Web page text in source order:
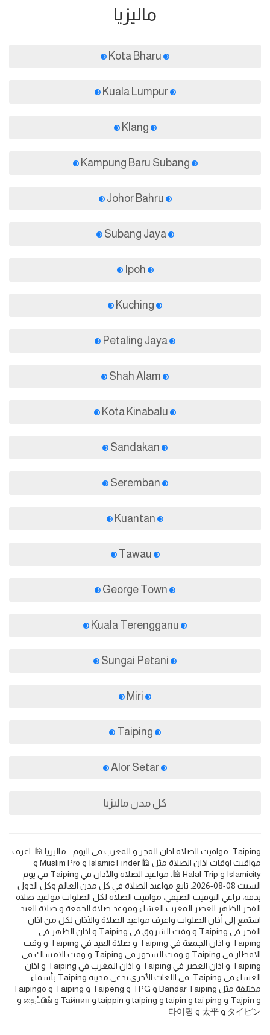
ماليزيا
Kuala Lumpur
Subang Jaya
كل مدن ماليزيا
Taiping: مواقيت الصلاة اذان الفجر و المغرب في اليوم - ماليزيا 🕌. اعرف
مواقيت اوقات اذان الصلاة مثل 🕌 Islamic Finder و Muslim Pro و
Islamicity و Halal Trip 🕌. مواعيد الصلاة والأذان في Taiping في يوم
السبت 08-08-2026. تابع مواعيد الصلاة في كل مدن العالم وكل الدول
بدقة، نراعي التوقيت الصيفي، مواقيت الصلاة لكل الصلوات مواعيد صلاة
الفجر الظهر العصر المغرب العشاء وموعد صلاة الجمعة و صلاة العيد.
استمع إلى أذان الصلوات واعرف مواعيد الصلاة والأذان لكل من اذان
الفجر في Taiping و وقت الشروق في Taiping و اذان الظهر في
Taiping و اذان الجمعة في Taiping و صلاة العيد في Taiping و وقت
الافطار في Taiping و وقت السحور في Taiping و وقت الامساك في
Taiping و اذان العصر في Taiping و اذان المغرب في Taiping و اذان
العشاء في Taiping. في اللغات الأخرى تدعى مدينة Taiping بأسماء
مختلفة مثل Bandar Taiping و TPG و Taipeng و Taiping و Taipingo
و Tajpin و tai ping و taipin و taiping و taippin و Тайпин و தைப்பிங் و
タイピン و 太平 و 타이핑